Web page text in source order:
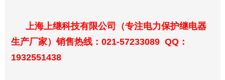
上海上继科技有限公司（专注电力保护继电器
生产厂家）销售热线：021-57233089 QQ：
1932551438